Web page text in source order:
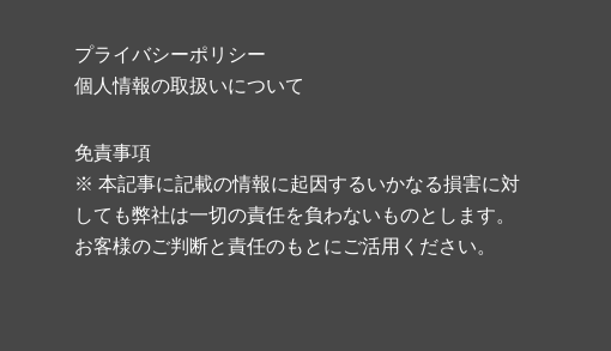
プライバシーポリシー
個人情報の取扱いについて
免責事項
※ 本記事に記載の情報に起因するいかなる損害に対
しても弊社は一切の責任を負わないものとします。
お客様のご判断と責任のもとにご活用ください。